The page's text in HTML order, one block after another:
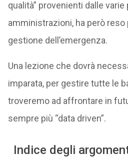
qualità” provenienti dalle
amministrazioni, ha però
gestione dell’emergenza.
Una lezione che dovrà
imparata, per gestire tutte le
troveremo ad affrontare in
sempre più “data driven”.
Indice degli